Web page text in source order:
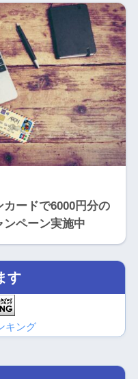
ードで6000円分の
ペーン実施中
す
キング